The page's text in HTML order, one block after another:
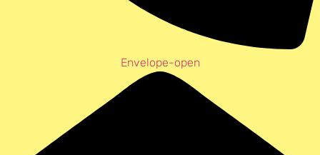
Envelope-open